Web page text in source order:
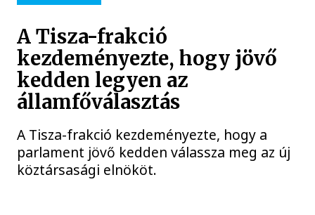
A Tisza-frakció
kezdeményezte, hogy jövő
kedden legyen az
államfőválasztás
A Tisza-frakció kezdeményezte, hogy a
parlament jövő kedden válassza meg az új
köztársasági elnököt.